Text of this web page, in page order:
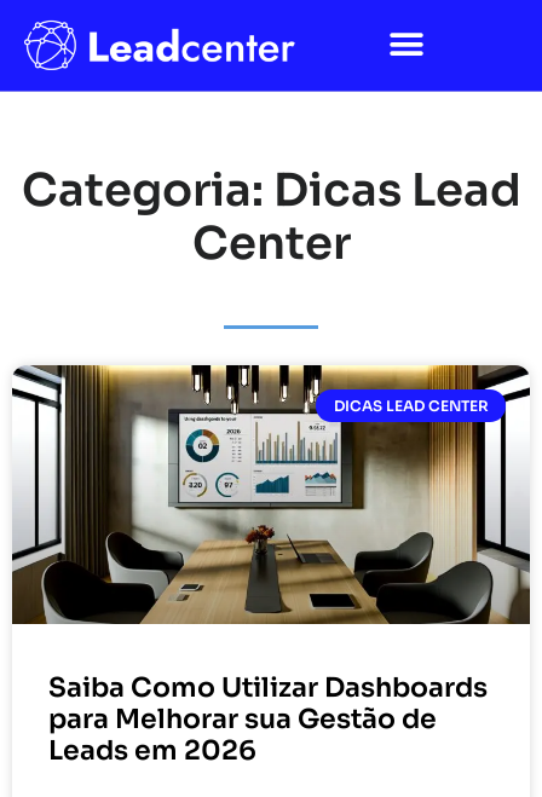
Categoria: Dicas Lead
Center
DICAS LEAD CENTER
Saiba Como Utilizar Dashboards
para Melhorar sua Gestão de
Leads em 2026